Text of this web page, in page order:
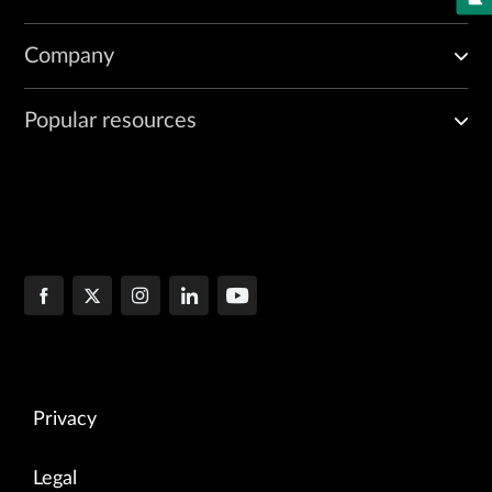
Company
Popular resources
Privacy
Legal